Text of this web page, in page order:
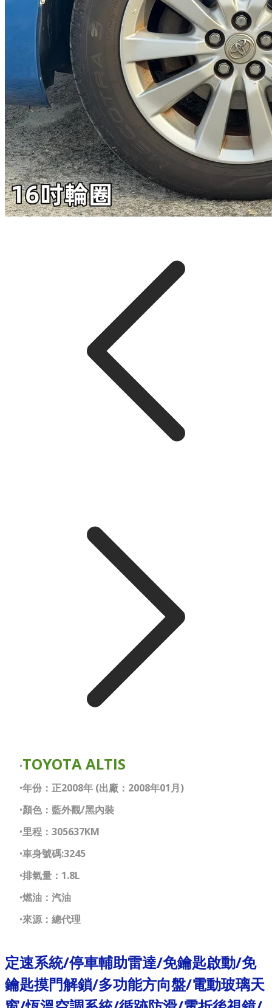
TOYOTA ALTIS
年份：正2008年 (出廠：2008年01月)
顏色：藍外觀/黑內裝
里程：305637KM
車身號碼:3245
排氣量：1.8L
燃油：汽油
來源：總代理
定速系統/停車輔助雷達/​免鑰匙啟動/免
鑰匙摸門解鎖/多功能方向盤/電動玻璃天